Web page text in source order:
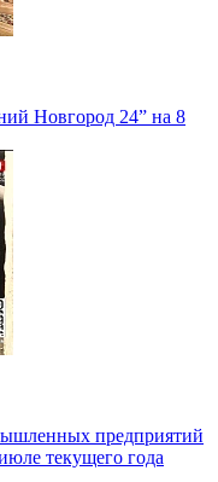
Новгород 24” на 8
предприятий
текущего года